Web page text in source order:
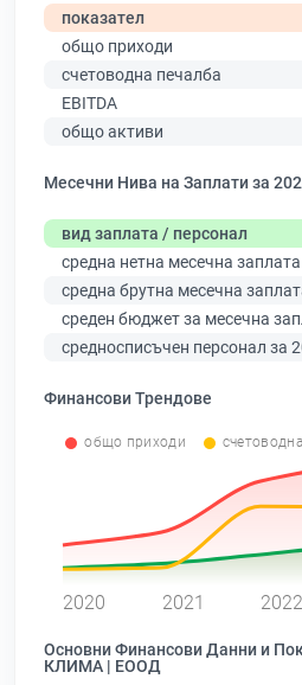
показател
общо приходи
счетоводна печалба
EBITDA
общо активи
Месечни Нива на Заплати за
вид заплата / персонал
средна нетна месечна заплата
средна брутна месечна
среден бюджет за месечна
средносписъчен персонал за
Финансови Трендове
общо приходи
2020 2021 2022
Основни Финансови Данни и
КЛИМА | ЕООД